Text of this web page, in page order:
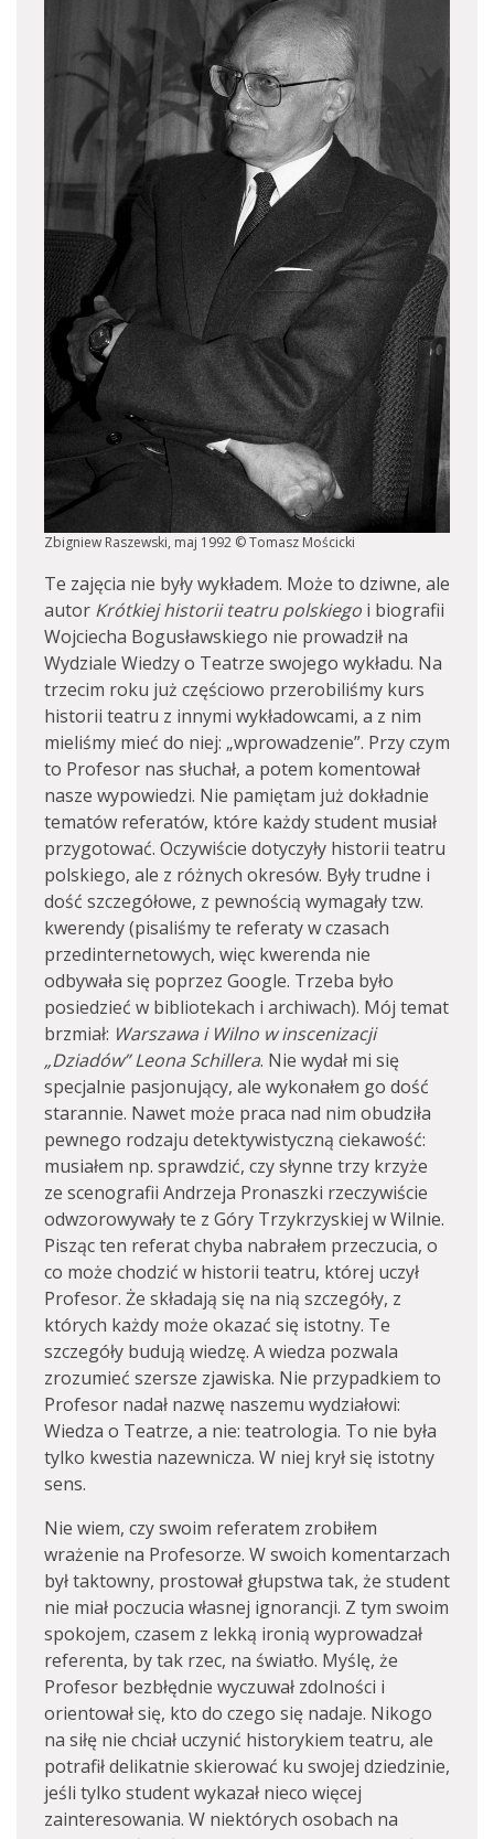
Zbigniew Raszewski, maj 1992 © Tomasz Mościcki
Te zajęcia nie były wykładem. Może to dziwne, ale
autor Krótkiej historii teatru polskiego i biografii
Wojciecha Bogusławskiego nie prowadził na
Wydziale Wiedzy o Teatrze swojego wykładu. Na
trzecim roku już częściowo przerobiliśmy kurs
historii teatru z innymi wykładowcami, a z nim
mieliśmy mieć do niej: „wprowadzenie”. Przy czym
to Profesor nas słuchał, a potem komentował
nasze wypowiedzi. Nie pamiętam już dokładnie
tematów referatów, które każdy student musiał
przygotować. Oczywiście dotyczyły historii teatru
polskiego, ale z różnych okresów. Były trudne i
dość szczegółowe, z pewnością wymagały tzw.
kwerendy (pisaliśmy te referaty w czasach
przedinternetowych, więc kwerenda nie
odbywała się poprzez Google. Trzeba było
posiedzieć w bibliotekach i archiwach). Mój temat
brzmiał: Warszawa i Wilno w inscenizacji
„Dziadów” Leona Schillera. Nie wydał mi się
specjalnie pasjonujący, ale wykonałem go dość
starannie. Nawet może praca nad nim obudziła
pewnego rodzaju detektywistyczną ciekawość:
musiałem np. sprawdzić, czy słynne trzy krzyże
ze scenografii Andrzeja Pronaszki rzeczywiście
odwzorowywały te z Góry Trzykrzyskiej w Wilnie.
Pisząc ten referat chyba nabrałem przeczucia, o
co może chodzić w historii teatru, której uczył
Profesor. Że składają się na nią szczegóły, z
których każdy może okazać się istotny. Te
szczegóły budują wiedzę. A wiedza pozwala
zrozumieć szersze zjawiska. Nie przypadkiem to
Profesor nadał nazwę naszemu wydziałowi:
Wiedza o Teatrze, a nie: teatrologia. To nie była
tylko kwestia nazewnicza. W niej krył się istotny
sens.
Nie wiem, czy swoim referatem zrobiłem
wrażenie na Profesorze. W swoich komentarzach
był taktowny, prostował głupstwa tak, że student
nie miał poczucia własnej ignorancji. Z tym swoim
spokojem, czasem z lekką ironią wyprowadzał
referenta, by tak rzec, na światło. Myślę, że
Profesor bezbłędnie wyczuwał zdolności i
orientował się, kto do czego się nadaje. Nikogo
na siłę nie chciał uczynić historykiem teatru, ale
potrafił delikatnie skierować ku swojej dziedzinie,
jeśli tylko student wykazał nieco więcej
zainteresowania. W niektórych osobach na